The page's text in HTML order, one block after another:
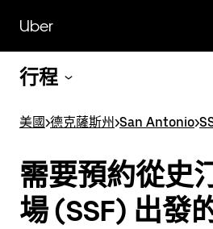
Uber
行程
美國>德克薩斯州>San Antonio>
需要預約從史
場 (SSF) 出發